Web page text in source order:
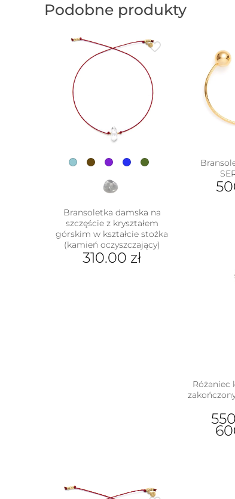
Podobne produkty
Bransoletka damska na
szczęście z kryształem
górskim w kształcie stożka
(kamień oczyszczający)
310.00 zł
Różaniec